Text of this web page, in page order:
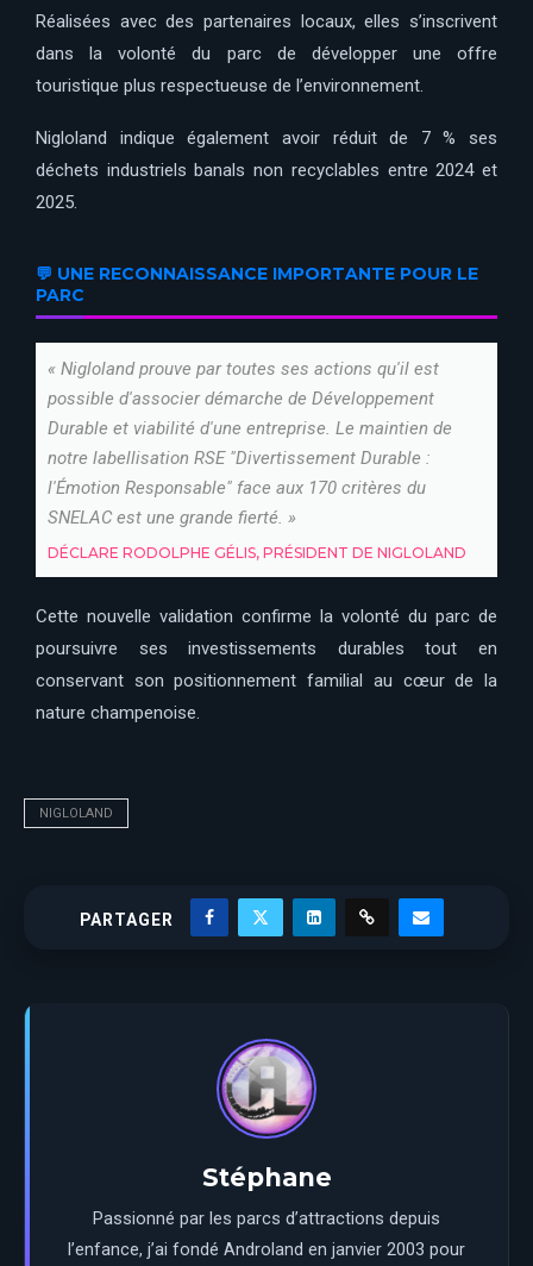
Réalisées avec des partenaires locaux, elles s’inscrivent
dans la volonté du parc de développer une offre
touristique plus respectueuse de l’environnement.
Nigloland indique également avoir réduit de 7 % ses
déchets industriels banals non recyclables entre 2024 et
2025.
💬 UNE RECONNAISSANCE IMPORTANTE POUR LE
PARC
« Nigloland prouve par toutes ses actions qu'il est
possible d'associer démarche de Développement
Durable et viabilité d'une entreprise. Le maintien de
notre labellisation RSE "Divertissement Durable :
l'Émotion Responsable" face aux 170 critères du
SNELAC est une grande fierté. »
DÉCLARE RODOLPHE GÉLIS, PRÉSIDENT DE NIGLOLAND
Cette nouvelle validation confirme la volonté du parc de
poursuivre ses investissements durables tout en
conservant son positionnement familial au cœur de la
nature champenoise.
NIGLOLAND
PARTAGER
Stéphane
Passionné par les parcs d’attractions depuis
l’enfance, j’ai fondé Androland en janvier 2003 pour